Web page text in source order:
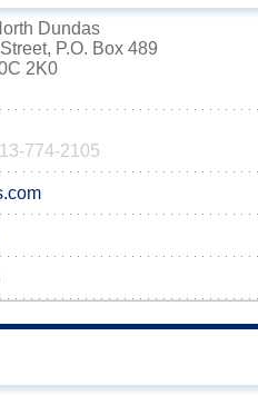
Dundas
P.O. Box 489
2K0
774-2105